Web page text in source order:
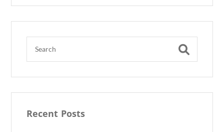
Recent Posts